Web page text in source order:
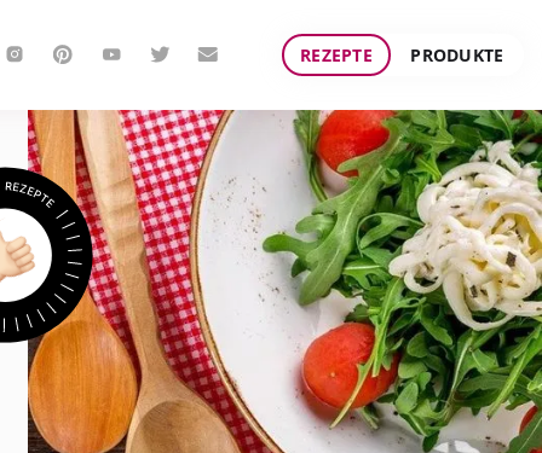
REZEPTE PRODUKTE